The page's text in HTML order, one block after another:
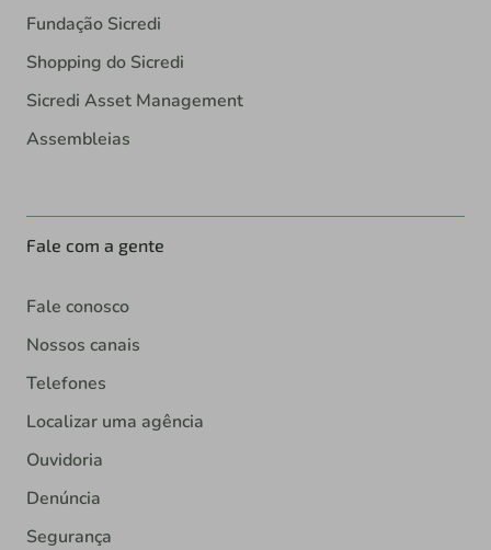
Fundação Sicredi
Shopping do Sicredi
Sicredi Asset Management
Assembleias
Fale com a gente
Fale conosco
Nossos canais
Telefones
Localizar uma agência
Ouvidoria
Denúncia
Segurança